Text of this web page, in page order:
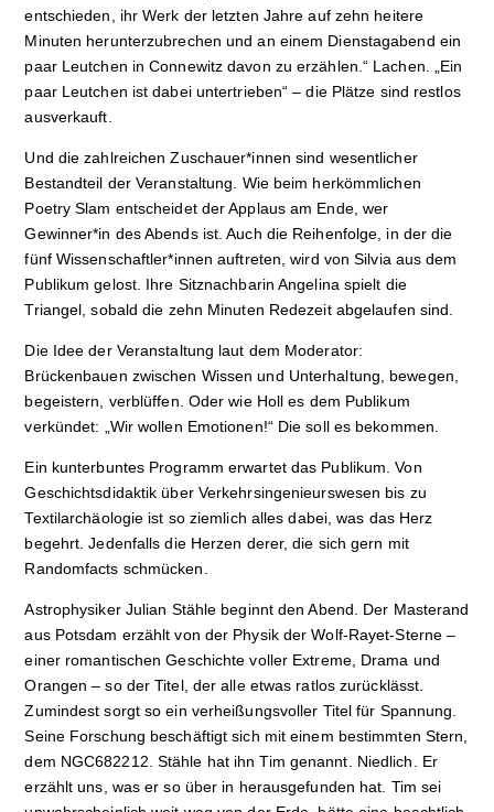
entschieden, ihr Werk der letzten Jahre auf zehn heitere
Minuten herunterzubrechen und an einem Dienstagabend ein
paar Leutchen in Connewitz davon zu erzählen.“ Lachen. „Ein
paar Leutchen ist dabei untertrieben“ – die Plätze sind restlos
ausverkauft.
Und die zahlreichen Zuschauer*innen sind wesentlicher
Bestandteil der Veranstaltung. Wie beim herkömmlichen
Poetry Slam entscheidet der Applaus am Ende, wer
Gewinner*in des Abends ist. Auch die Reihenfolge, in der die
fünf Wissenschaftler*innen auftreten, wird von Silvia aus dem
Publikum gelost. Ihre Sitznachbarin Angelina spielt die
Triangel, sobald die zehn Minuten Redezeit abgelaufen sind.
Die Idee der Veranstaltung laut dem Moderator:
Brückenbauen zwischen Wissen und Unterhaltung, bewegen,
begeistern, verblüffen. Oder wie Holl es dem Publikum
verkündet: „Wir wollen Emotionen!“ Die soll es bekommen.
Ein kunterbuntes Programm erwartet das Publikum. Von
Geschichtsdidaktik über Verkehrsingenieurswesen bis zu
Textilarchäologie ist so ziemlich alles dabei, was das Herz
begehrt. Jedenfalls die Herzen derer, die sich gern mit
Randomfacts schmücken.
Astrophysiker Julian Stähle beginnt den Abend. Der Masterand
aus Potsdam erzählt von der Physik der Wolf-Rayet-Sterne –
einer romantischen Geschichte voller Extreme, Drama und
Orangen – so der Titel, der alle etwas ratlos zurücklässt.
Zumindest sorgt so ein verheißungsvoller Titel für Spannung.
Seine Forschung beschäftigt sich mit einem bestimmten Stern,
dem NGC682212. Stähle hat ihn Tim genannt. Niedlich. Er
erzählt uns, was er so über in herausgefunden hat. Tim sei